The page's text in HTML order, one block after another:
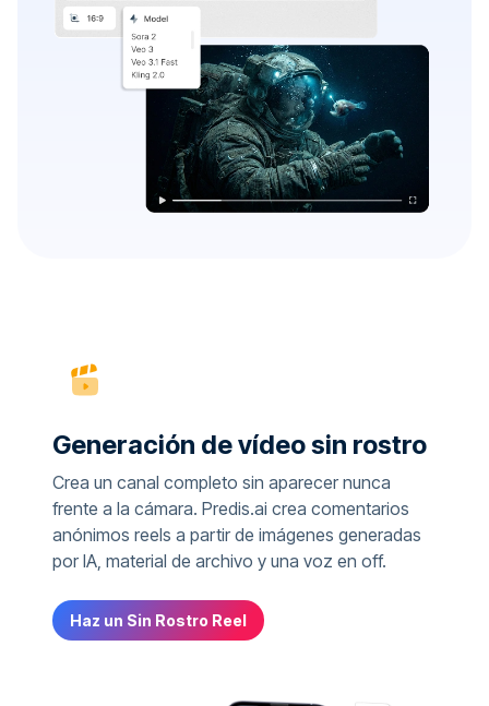
Generación de vídeo sin rostro
Crea un canal completo sin aparecer nunca
frente a la cámara. Predis.ai crea comentarios
anónimos reels a partir de imágenes generadas
por IA, material de archivo y una voz en off.
Haz un Sin Rostro Reel